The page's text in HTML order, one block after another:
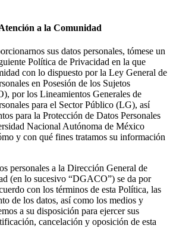
a la Comunidad
sus datos personales, tómese un
Política de Privacidad en la que
con lo dispuesto por la Ley General de
en Posesión de los Sujetos
por los Lineamientos Generales de
para el Sector Público (LG), así
para la Protección de Datos Personales
Nacional Autónoma de México
y con qué fines tratamos su información
personales a la Dirección General de
(en lo sucesivo “DGACO”) se da por
con los términos de esta Política, las
de los datos, así como los medios y
a su disposición para ejercer sus
cancelación y oposición de esta